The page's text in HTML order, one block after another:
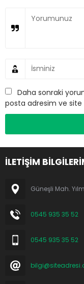
Daha sonraki
posta adresim ve site
İLETİŞİM
Güneşli Mah.
0545 935 35 52
0545 935 35 52